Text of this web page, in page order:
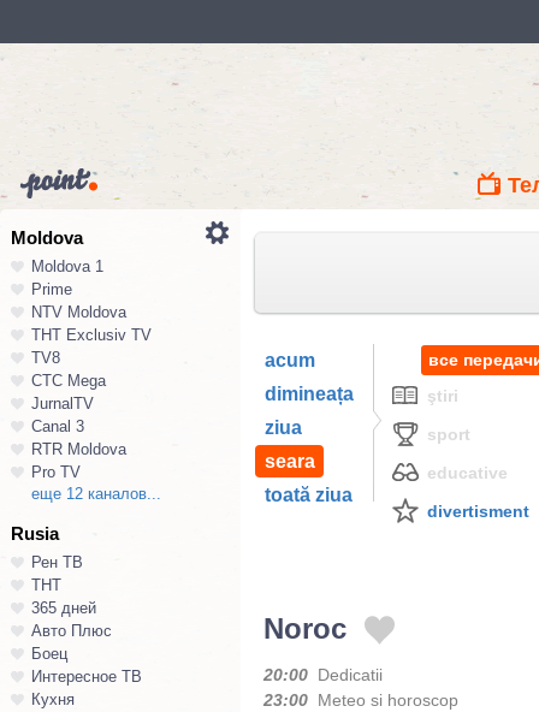
Moldova
Moldova 1
Prime
NTV Moldova
ТНТ Exclusiv TV
TV8
СТС Mega
JurnalTV
Canal 3
RTR Moldova
Pro TV
еще 12 каналов...
Rusia
Рен ТВ
ТНТ
365 дней
Авто Плюс
Боец
Интересное ТВ
Кухня
acum
dimineața
ziua
seara
toată ziua
все
ştiri
sport
educative
divertisment
Noroc
20:00 Dedicatii
23:00 Meteo si horoscop